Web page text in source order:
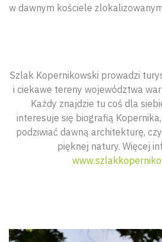
w dawnym kościele
Szlak Kopernikowski prowadzi
i ciekawe tereny województwa
Każdy znajdzie tu coś dla
interesuje się biografią
podziwiać dawną architekturę,
pięknej natury. Więcej